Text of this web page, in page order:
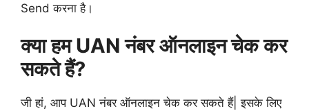
Send करना है।
क्या हम UAN नंबर ऑनलाइन चेक कर
सकते हैं?
जी हां, आप UAN नंबर ऑनलाइन चेक कर सकते हैं| इसके लिए